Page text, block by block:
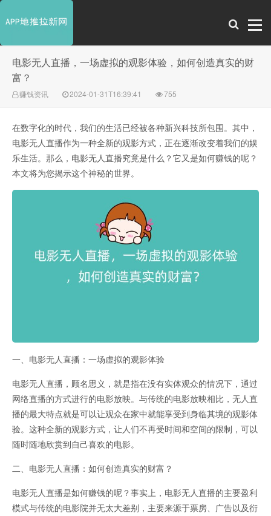
电影无人直播，一场虚拟的观影体验，如何创造真实的财
富？
赚钱资讯 2024-01-31T16:39:41 755
在数字化的时代，我们的生活已经被各种新兴科技所包围。其中，
电影无人直播作为一种全新的观影方式，正在逐渐改变着我们的娱
乐生活。那么，电影无人直播究竟是什么？它又是如何赚钱的呢？
本文将为您揭示这个神秘的世界。
一、电影无人直播：一场虚拟的观影体验
电影无人直播，顾名思义，就是指在没有实体观众的情况下，通过
网络直播的方式进行的电影放映。与传统的电影放映相比，无人直
播的最大特点就是可以让观众在家中就能享受到身临其境的观影体
验。这种全新的观影方式，让人们不再受时间和空间的限制，可以
随时随地欣赏到自己喜欢的电影。
二、电影无人直播：如何创造真实的财富？
电影无人直播是如何赚钱的呢？事实上，电影无人直播的主要盈利
模式与传统的电影院并无太大差别，主要来源于票房、广告以及衍